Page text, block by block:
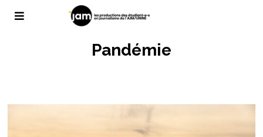
Pandémie